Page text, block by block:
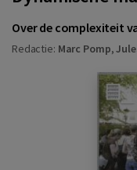
Over de complexiteit
Redactie: Marc Pomp,